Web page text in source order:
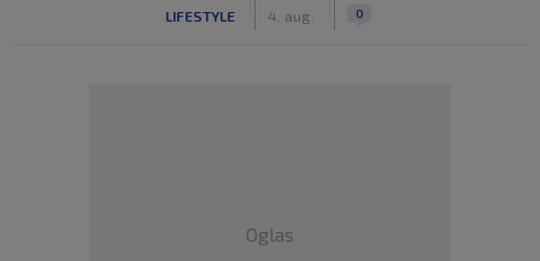
LIFESTYLE 4. aug. 0
Oglas